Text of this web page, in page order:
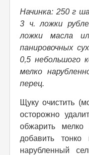
Начинка: 250 г
3 ч. ложки
ложки масла
панировочных
0,5 небольшого
мелко
перец.
Щуку очистить
осторожно
обжарить мелко
добавить
нарубленный